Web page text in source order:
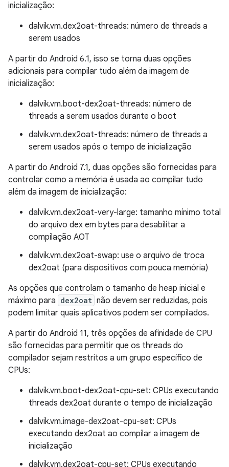
inicialização:
dalvik.vm.dex2oat-threads: número de threads a
serem usados
A partir do Android 6.1, isso se torna duas opções
adicionais para compilar tudo além da imagem de
inicialização:
dalvik.vm.boot-dex2oat-threads: número de
threads a serem usados ​​durante o boot
dalvik.vm.dex2oat-threads: número de threads a
serem usados ​​após o tempo de inicialização
A partir do Android 7.1, duas opções são fornecidas para
controlar como a memória é usada ao compilar tudo
além da imagem de inicialização:
dalvik.vm.dex2oat-very-large: tamanho mínimo total
do arquivo dex em bytes para desabilitar a
compilação AOT
dalvik.vm.dex2oat-swap: use o arquivo de troca
dex2oat (para dispositivos com pouca memória)
As opções que controlam o tamanho de heap inicial e
máximo para dex2oat não devem ser reduzidas, pois
podem limitar quais aplicativos podem ser compilados.
A partir do Android 11, três opções de afinidade de CPU
são fornecidas para permitir que os threads do
compilador sejam restritos a um grupo específico de
CPUs:
dalvik.vm.boot-dex2oat-cpu-set: CPUs executando
threads dex2oat durante o tempo de inicialização
dalvik.vm.image-dex2oat-cpu-set: CPUs
executando dex2oat ao compilar a imagem de
inicialização
dalvik.vm.dex2oat-cpu-set: CPUs executando